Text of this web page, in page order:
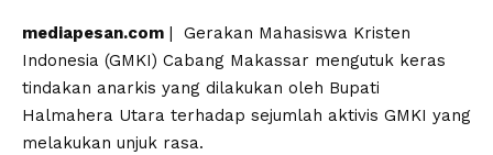
mediapesan.com | Gerakan Mahasiswa Kristen
Indonesia (GMKI) Cabang Makassar mengutuk keras
tindakan anarkis yang dilakukan oleh Bupati
Halmahera Utara terhadap sejumlah aktivis GMKI yang
melakukan unjuk rasa.